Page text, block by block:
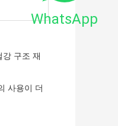
구조 재
사용이 더
WhatsApp